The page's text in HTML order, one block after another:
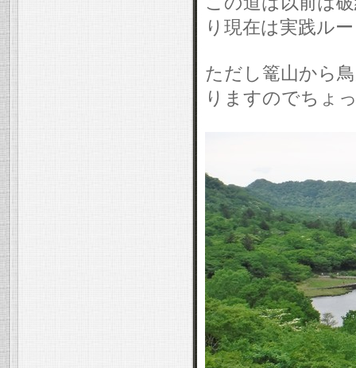
り現在は実践ル
ただし篭山から
りますのでちょ